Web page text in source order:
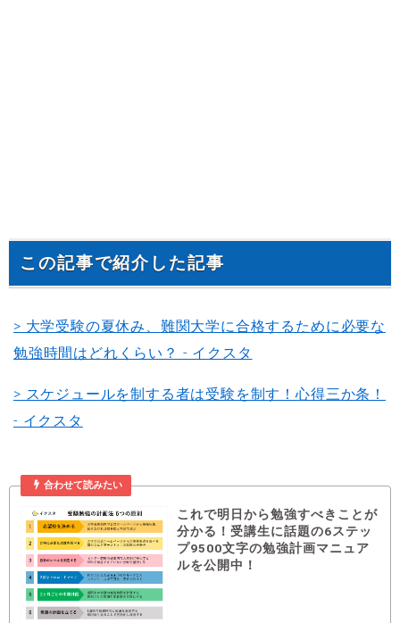
この記事で紹介した記事
> 大学受験の夏休み、難関大学に合格するために必要な
勉強時間はどれくらい？ - イクスタ
> スケジュールを制する者は受験を制す！心得三か条！
- イクスタ
合わせて読みたい
これで明日から勉強すべきことが
分かる！受講生に話題の6ステッ
プ9500文字の勉強計画マニュア
ルを公開中！